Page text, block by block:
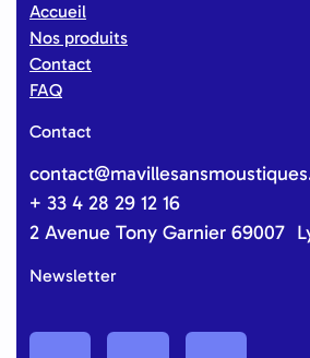
Accueil
Nos produits
Contact
FAQ
Contact
+ 33 4 28 29 12 16
2 Avenue Tony Garnier 69007
Newsletter